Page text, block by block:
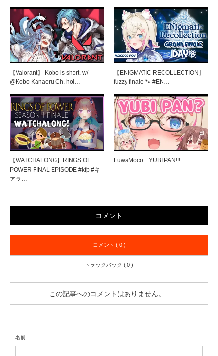
【Valorant】 Kobo is short. w/
@Kobo Kanaeru Ch. hol…
【ENIGMATIC RECOLLECTION】
fuzzy finale 🐾 #EN…
【WATCHALONG】RINGS OF
POWER FINAL EPISODE #kfp #キ
アラ…
FuwaMoco…YUBI PAN!!!
コメント
コメント ( 0 )
トラックバック ( 0 )
この記事へのコメントはありません。
名前